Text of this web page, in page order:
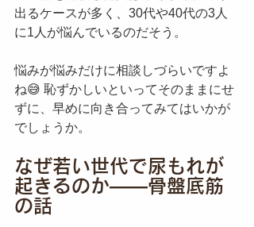
出るケースが多く、30代や40代の3人
に1人が悩んでいるのだそう。
悩みが悩みだけに相談しづらいですよ
ね😅 恥ずかしいといってそのままにせ
ずに、早めに向き合ってみてはいかが
でしょうか。
なぜ若い世代で尿もれが
起きるのか——骨盤底筋
の話